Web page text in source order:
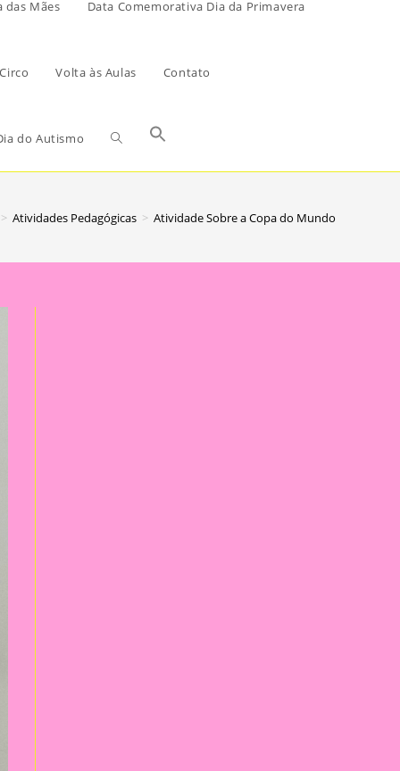
das Mães Data Comemorativa Dia da Primavera
Volta às Aulas Contato
do Autismo
> Atividades Pedagógicas > Atividade Sobre a Copa do Mundo